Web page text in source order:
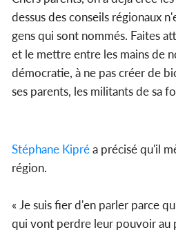
dessus des conseils régionaux
gens qui sont nommés. Faites
et le mettre entre les mains de
démocratie, à ne pas créer de
ses parents, les militants de sa
Stéphane Kipréa précisé qu'il
région.
« Je suis fier d'en parler parce
qui vont perdre leur pouvoir au